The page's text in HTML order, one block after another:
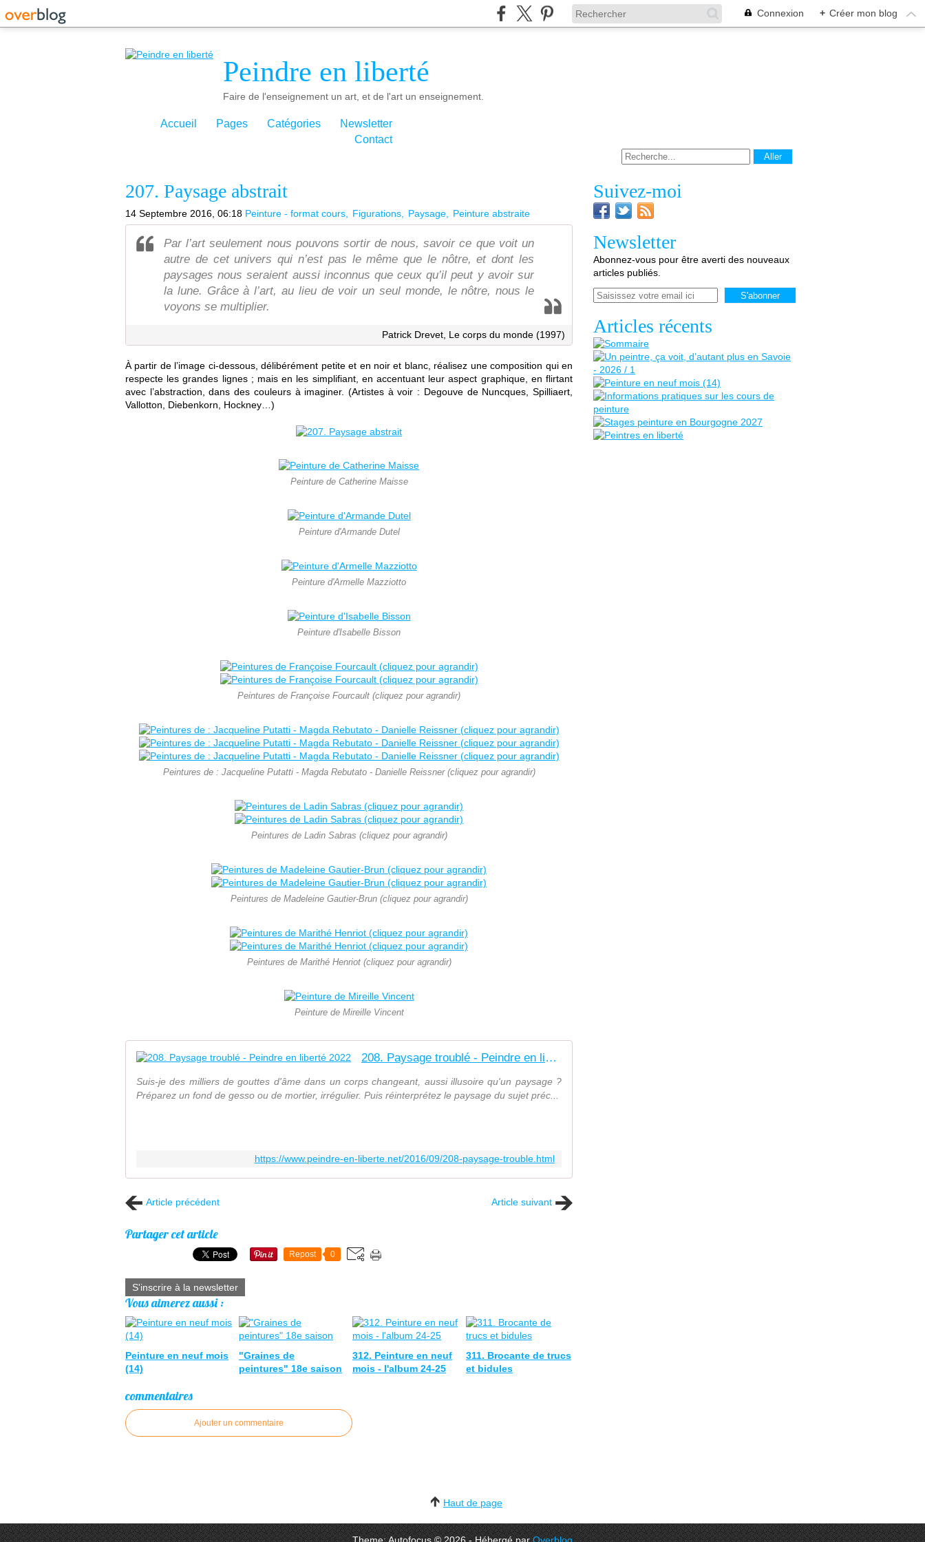
Connexion + Créer mon blog
Peindre en liberté
Faire de l'enseignement un art, et de l'art un enseignement.
Accueil Pages Catégories
Newsletter
Contact
207. Paysage abstrait
14 Septembre 2016, 06:18 Peinture - format cours Figurations Paysage Peinture abstraite
Par l’art seulement nous pouvons sortir de nous, savoir ce que voit un
autre de cet univers qui n’est pas le même que le nôtre, et dont les
paysages nous seraient aussi inconnus que ceux qu’il peut y avoir sur
la lune. Grâce à l’art, au lieu de voir un seul monde, le nôtre, nous le
voyons se multiplier.
Patrick Drevet, Le corps du monde (1997)
À partir de l’image ci-dessous, délibérément petite et en noir et blanc, réalisez une composition qui en
respecte les grandes lignes ; mais en les simplifiant, en accentuant leur aspect graphique, en flirtant
avec l’abstraction, dans des couleurs à imaginer. (Artistes à voir : Degouve de Nuncques, Spilliaert,
Vallotton, Diebenkorn, Hockney…)
Peinture de Catherine Maisse
Peinture d'Armande Dutel
Peinture d'Armelle Mazziotto
Peinture d'Isabelle Bisson
Peintures de Françoise Fourcault (cliquez pour agrandir)
Peintures de : Jacqueline Putatti - Magda Rebutato - Danielle Reissner (cliquez pour agrandir)
Peintures de Ladin Sabras (cliquez pour agrandir)
Peintures de Madeleine Gautier-Brun (cliquez pour agrandir)
Peintures de Marithé Henriot (cliquez pour agrandir)
Peinture de Mireille Vincent
208. Paysage troublé - Peindre en liberté 2022
Suis-je des milliers de gouttes d'âme dans un corps changeant, aussi illusoire qu'un paysage ?
Préparez un fond de gesso ou de mortier, irrégulier. Puis réinterprétez le paysage du sujet préc...
https://www.peindre-en-liberte.net/2016/09/208-paysage-trouble.html
Article précédent Article suivant
Partager cet article
Repost 0
S'inscrire à la newsletter
Vous aimerez aussi :
Peinture en neuf mois
(14)
"Graines de
peintures" 18e saison
312. Peinture en neuf
mois - l'album 24-25
311. Brocante de trucs
et bidules
commentaires
Ajouter un commentaire
Suivez-moi
Newsletter
Abonnez-vous pour être averti des nouveaux
articles publiés.
Email
Articles récents
Haut de page